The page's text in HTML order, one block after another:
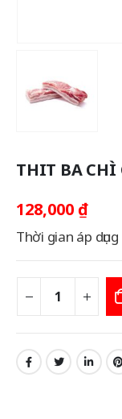
THIT BA CHÌ
128,000 ₫
Thời gian áp